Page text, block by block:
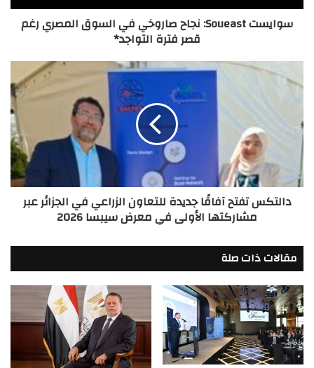
قصر
فترة
سوايست Soueast: نجاح صاروخي في السوق المصري رغم
قصر فترة التواجد*
تفتح
للتعاون
في
الجزائر
عبر
مشاركتها
معرض
سيبسا
2026
دالتكس تفتح آفاقًا جديدة للتعاون الزراعي في الجزائر عبر
مشاركتها الأولى في معرض سيبسا 2026
مقالات ذات صلة